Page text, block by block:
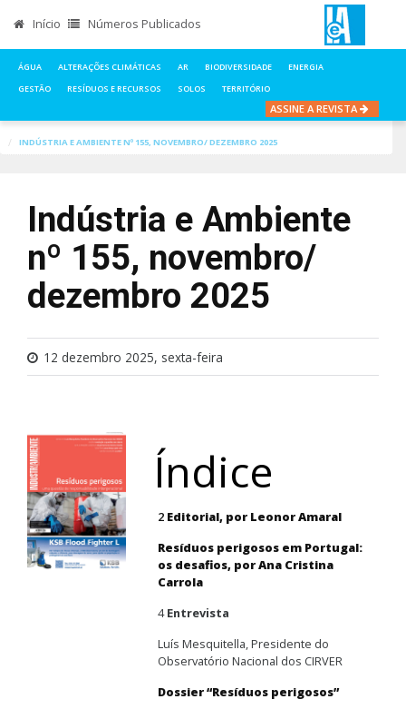
Início Números Publicados
ÁGUA ALTERAÇÕES CLIMÁTICAS AR BIODIVERSIDADE
ENERGIA
GESTÃO
RESÍDUOS E RECURSOS SOLOS TERRITÓRIO
ASSINE A REVISTA
INDÚSTRIA E AMBIENTE Nº 155, NOVEMBRO/ DEZEMBRO 2025
Indústria e Ambiente
nº 155, novembro/
dezembro 2025
12 dezembro 2025, sexta-feira
Índice
2 Editorial, por Leonor Amaral
Resíduos perigosos em Portugal:
os desafios, por Ana Cristina
Carrola
4Entrevista
Luís Mesquitella, Presidente do
Observatório Nacional dos CIRVER
Dossier “Resíduos perigosos”